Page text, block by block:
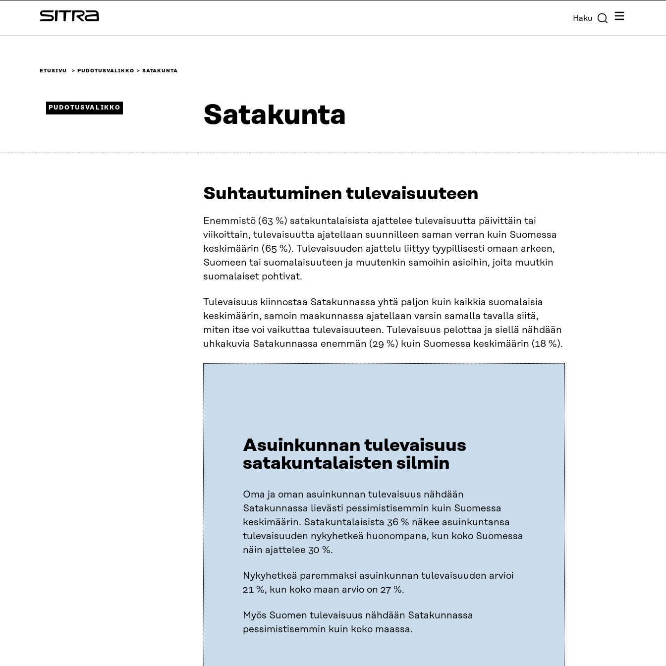
sisältöön
Sitra Haku Valikko
ETUSIVU PUDOTUSVALIKKO SATAKUNTA
Satakunta
PUDOTUSVALIKKO
Suhtautuminen tulevaisuuteen
Enemmistö (63 %) satakuntalaisista ajattelee tulevaisuutta päivittäin tai
viikoittain, tulevaisuutta ajatellaan suunnilleen saman verran kuin Suomessa
keskimäärin (65 %). Tulevaisuuden ajattelu liittyy tyypillisesti omaan arkeen,
Suomeen tai suomalaisuuteen ja muutenkin samoihin asioihin, joita muutkin
suomalaiset pohtivat.
Tulevaisuus kiinnostaa Satakunnassa yhtä paljon kuin kaikkia suomalaisia
keskimäärin, samoin maakunnassa ajatellaan varsin samalla tavalla siitä,
miten itse voi vaikuttaa tulevaisuuteen. ​Tulevaisuus pelottaa ja siellä nähdään
uhkakuvia Satakunnassa enemmän (29 %) kuin Suomessa keskimäärin (18 %).​
Asuinkunnan tulevaisuus
satakuntalaisten silmin
Oma ja oman asuinkunnan tulevaisuus nähdään
Satakunnassa lievästi pessimistisemmin kuin Suomessa
keskimäärin. Satakuntalaisista 36 % näkee asuinkuntansa
tulevaisuuden nykyhetkeä huonompana, kun koko Suomessa
näin ajattelee 30 %.
Nykyhetkeä paremmaksi asuinkunnan tulevaisuuden arvioi
21 %, kun koko maan arvio on 27 %.
Myös Suomen tulevaisuus nähdään Satakunnassa
pessimistisemmin kuin koko maassa.​